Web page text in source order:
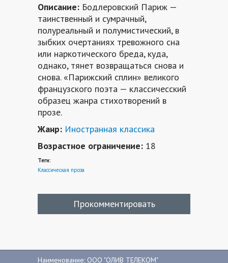
Описание: Бодлеровский Париж —
таинственный и сумрачный,
полуреальный и полумистический, в
зыбких очертаниях тревожного сна
или наркотического бреда, куда,
однако, тянет возвращаться снова и
снова. «Парижский сплин» великого
французского поэта — классичесский
образец жанра стихотворений в
прозе.
Жанр: Иностранная классика
Возрастное ограничение: 18
Теги:
Классическая проза
Прокомментировать
Наименование: ООО "ОЛИВ ТЕЛЕКОМ"